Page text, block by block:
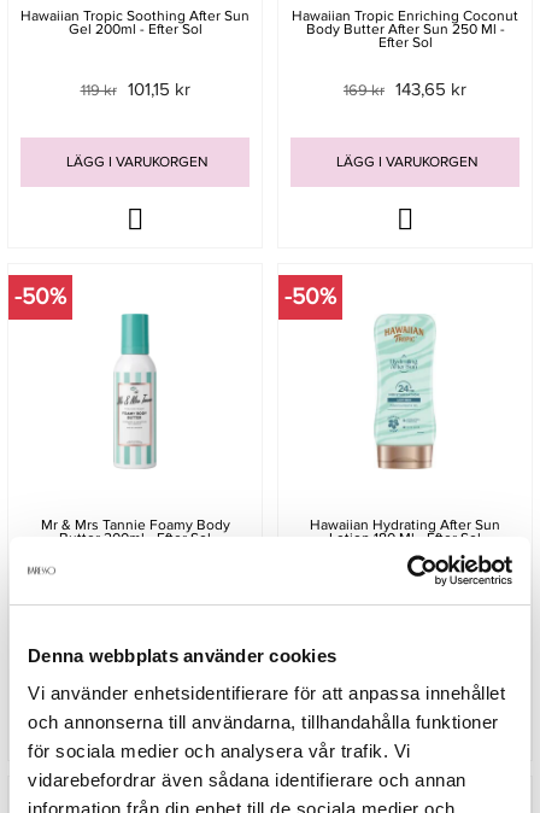
Denna webbplats använder cookies
Vi använder enhetsidentifierare för att anpassa innehållet
och annonserna till användarna, tillhandahålla funktioner
för sociala medier och analysera vår trafik. Vi
vidarebefordrar även sådana identifierare och annan
information från din enhet till de sociala medier och
Hawaiian Tropic Soothing After Sun
Gel 200ml - Efter Sol
119 kr 101,15 kr
LÄGG I VARUKORGEN
Hawaiian Tropic Enriching Coconut
Body Butter After Sun 250 Ml -
Efter Sol
169 kr 143,65 kr
LÄGG I VARUKORGEN
-50%
Mr & Mrs Tannie Foamy Body
Butter 200ml - Efter Sol
229 kr 114,50 kr
-50%
Hawaiian Hydrating After Sun
Lotion 180 Ml - Efter Sol
149 kr